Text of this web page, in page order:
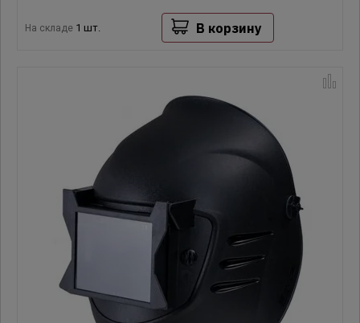
На складе 1 шт. В корзину